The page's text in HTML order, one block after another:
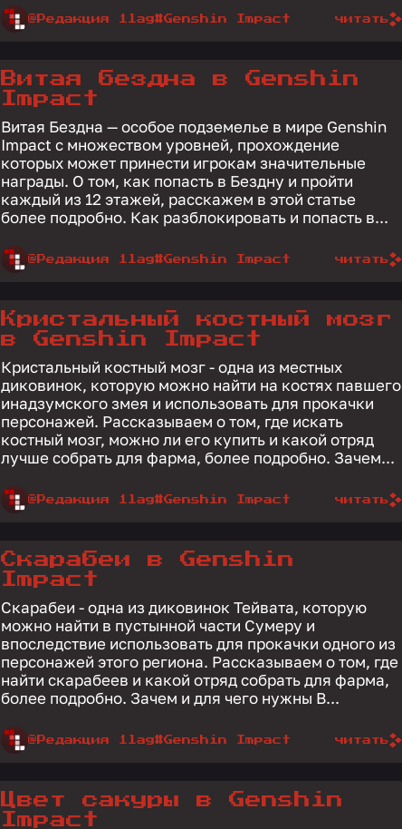
@Редакция 1lag#Genshin Impact читать
Витая бездна в Genshin
Impact
Витая Бездна — особое подземелье в мире Genshin
Impact с множеством уровней, прохождение
которых может принести игрокам значительные
награды. О том, как попасть в Бездну и пройти
каждый из 12 этажей, расскажем в этой статье
более подробно. Как разблокировать и попасть в...
@Редакция 1lag#Genshin Impact читать
Кристальный костный мозг
в Genshin Impact
Кристальный костный мозг - одна из местных
диковинок, которую можно найти на костях павшего
инадзумского змея и использовать для прокачки
персонажей. Рассказываем о том, где искать
костный мозг, можно ли его купить и какой отряд
лучше собрать для фарма, более подробно. Зачем...
@Редакция 1lag#Genshin Impact читать
Скарабеи в Genshin
Impact
Скарабеи - одна из диковинок Тейвата, которую
можно найти в пустынной части Сумеру и
впоследствие использовать для прокачки одного из
персонажей этого региона. Рассказываем о том, где
найти скарабеев и какой отряд собрать для фарма,
более подробно. Зачем и для чего нужны В...
@Редакция 1lag#Genshin Impact читать
Цвет сакуры в Genshin
Impact